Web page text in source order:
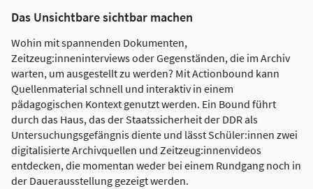
Das Unsichtbare sichtbar machen
Wohin mit spannenden Dokumenten,
Zeitzeug:inneninterviews oder Gegenständen, die im Archiv
warten, um ausgestellt zu werden? Mit Actionbound kann
Quellenmaterial schnell und interaktiv in einem
pädagogischen Kontext genutzt werden. Ein Bound führt
durch das Haus, das der Staatssicherheit der DDR als
Untersuchungsgefängnis diente und lässt Schüler:innen zwei
digitalisierte Archivquellen und Zeitzeug:innenvideos
entdecken, die momentan weder bei einem Rundgang noch in
der Dauerausstellung gezeigt werden.